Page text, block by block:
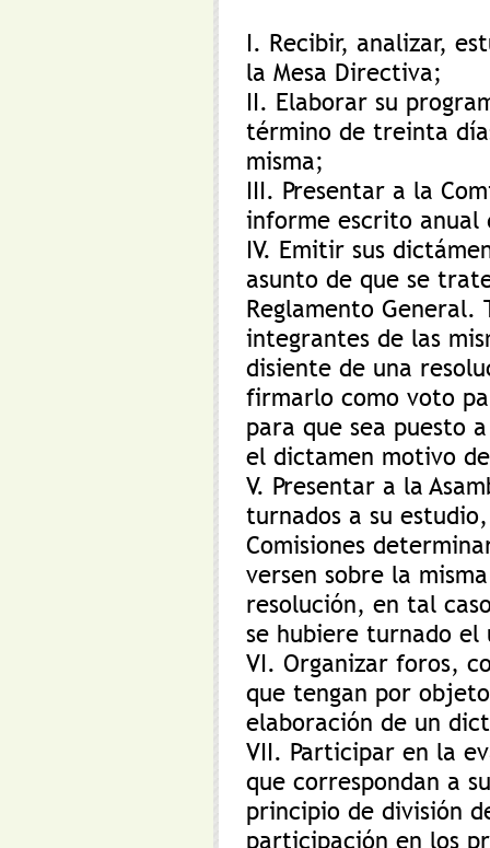
I. Recibir, analizar,
la Mesa Directiva;
II. Elaborar su
término de treinta
misma;
III. Presentar a la
informe escrito anual
IV. Emitir sus
asunto de que se
Reglamento
integrantes de las
disiente de una
firmarlo como voto
para que sea puesto
el dictamen motivo
V. Presentar a la
turnados a su
Comisiones
versen sobre la
resolución, en tal
se hubiere turnado el
VI. Organizar foros,
que tengan por
elaboración de un
VII. Participar en la
que correspondan a
principio de división
participación en los